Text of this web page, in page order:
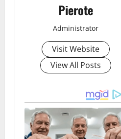
Pierote
Administrator
Visit Website
View All Posts